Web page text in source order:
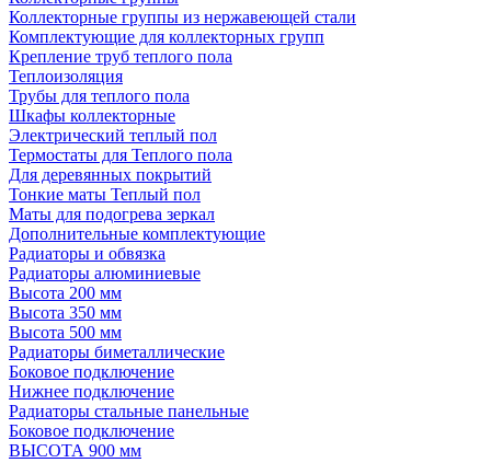
Коллекторные группы из нержавеющей стали
Комплектующие для коллекторных групп
Крепление труб теплого пола
Теплоизоляция
Трубы для теплого пола
Шкафы коллекторные
Электрический теплый пол
Термостаты для Теплого пола
Для деревянных покрытий
Тонкие маты Теплый пол
Маты для подогрева зеркал
Дополнительные комплектующие
Радиаторы и обвязка
Радиаторы алюминиевые
Высота 200 мм
Высота 350 мм
Высота 500 мм
Радиаторы биметаллические
Боковое подключение
Нижнее подключение
Радиаторы стальные панельные
Боковое подключение
ВЫСОТА 900 мм